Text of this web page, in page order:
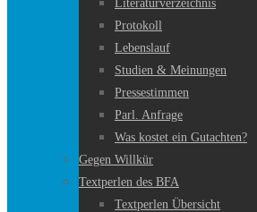
Literaturverzeichnis
Protokoll
Lebenslauf
Studien & Meinungen
Pressestimmen
Parl. Anfrage
Was kostet ein Gutachten?
Gegen Willkür
Textperlen des BFA
Textperlen Übersicht